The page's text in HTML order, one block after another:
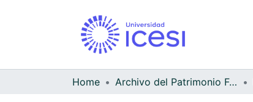
Home Archivo del Patrimonio Fotográfico y Fílmico del Valle del Cauca